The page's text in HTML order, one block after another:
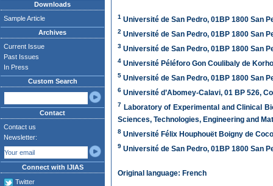
Downloads
Sample Article
Archives
Current Issue
Past Issues
In Press
Custom Search
Contact
Contact us
Newsletter:
Connect with IJIAS
Twitter
1 Université de San Pedro, 01BP 1800 San
2 Université de San Pedro, 01BP 1800 San
3 Université de San Pedro, 01BP 1800 San
4 Université Péléforo Gon Coulibaly de
5 Université de San Pedro, 01BP 1800 San
6 Université d’Abomey-Calavi, 01 BP 526,
7 Laboratory of Experimental and Clinical
Sciences, Technologies, Engineering and
8 Université Félix Houphouët Boigny de
9 Université de San Pedro, 01BP 1800 San
Original language: French